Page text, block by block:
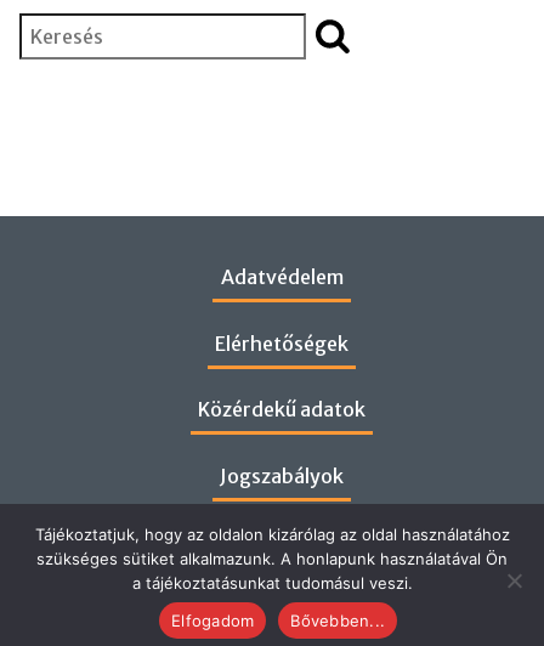
Keresés
Adatvédelem
Elérhetőségek
Közérdekű adatok
Jogszabályok
Tájékoztatjuk, hogy az oldalon kizárólag az oldal használatához
szükséges sütiket alkalmazunk. A honlapunk használatával Ön
a tájékoztatásunkat tudomásul veszi.
Elfogadom
Bővebben...